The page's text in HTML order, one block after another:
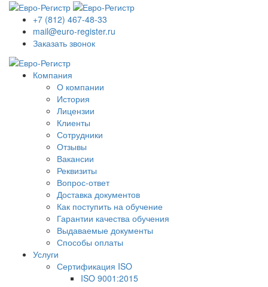
+7 (812) 467-48-33
mail@euro-register.ru
Заказать звонок
Компания
О компании
История
Лицензии
Клиенты
Сотрудники
Отзывы
Вакансии
Реквизиты
Вопрос-ответ
Доставка документов
Как поступить на обучение
Гарантии качества обучения
Выдаваемые документы
Способы оплаты
Услуги
Сертификация ISO
ISO 9001:2015